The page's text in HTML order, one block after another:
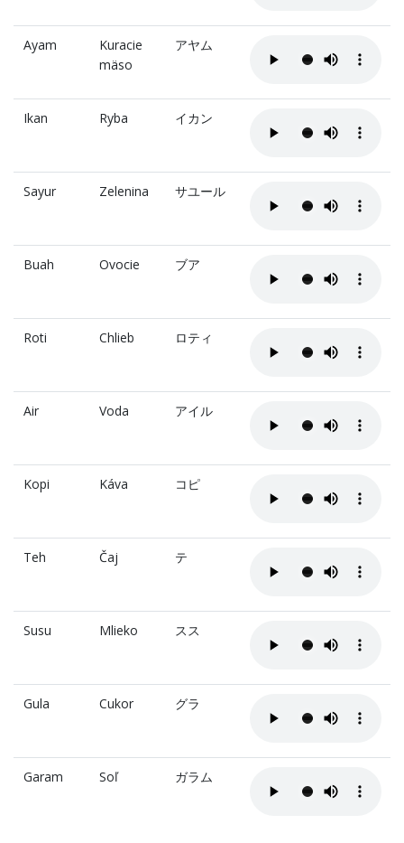
Ayam
Kuracie
mäso
アヤム
Ikan Ryba イカン
Sayur Zelenina サユール
Buah Ovocie ブア
Roti Chlieb ロティ
Air Voda アイル
Kopi Káva コピ
Teh Čaj テ
Susu Mlieko スス
Gula Cukor グラ
Garam Soľ ガラム